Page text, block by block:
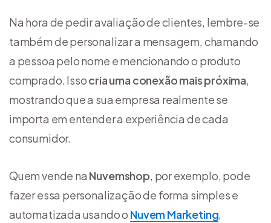
Na hora de pedir avaliação de clientes, lembre-se
também de personalizar a mensagem, chamando
a pessoa pelo nome e mencionando o produto
comprado. Issocria uma conexão mais próxima,
mostrando que a sua empresa realmente se
importa em entender a experiência de cada
consumidor.
Quem vende na Nuvemshop, por exemplo, pode
fazer essa personalização de forma simples e
automatizada usando o Nuvem Marketing,